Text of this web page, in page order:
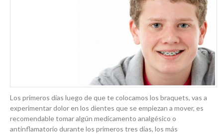
Los primeros días luego de que te colocamos los braquets, vas a
experimentar dolor en los dientes que se empiezan a mover, es
recomendable tomar algún medicamento analgésico o
antinflamatorio durante los primeros tres días, los más